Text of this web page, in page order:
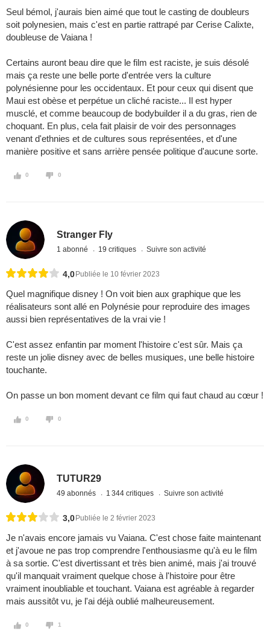
Seul bémol, j'aurais bien aimé que tout le casting de doubleurs
soit polynesien, mais c'est en partie rattrapé par Cerise Calixte,
doubleuse de Vaiana !
Certains auront beau dire que le film est raciste, je suis désolé
mais ça reste une belle porte d'entrée vers la culture
polynésienne pour les occidentaux. Et pour ceux qui disent que
Maui est obèse et perpétue un cliché raciste... Il est hyper
musclé, et comme beaucoup de bodybuilder il a du gras, rien de
choquant. En plus, cela fait plaisir de voir des personnages
venant d'ethnies et de cultures sous représentées, et d'une
manière positive et sans arrière pensée politique d'aucune sorte.
0 0
Stranger Fly
1 abonné 19 critiques Suivre son activité
4,0 Publiée le 10 février 2023
Quel magnifique disney ! On voit bien aux graphique que les
réalisateurs sont allé en Polynésie pour reproduire des images
aussi bien représentatives de la vrai vie !
C'est assez enfantin par moment l'histoire c'est sûr. Mais ça
reste un jolie disney avec de belles musiques, une belle histoire
touchante.
On passe un bon moment devant ce film qui faut chaud au cœur !
0 0
TUTUR29
49 abonnés 1 344 critiques Suivre son activité
3,0 Publiée le 2 février 2023
Je n'avais encore jamais vu Vaiana. C'est chose faite maintenant
et j'avoue ne pas trop comprendre l'enthousiasme qu'à eu le film
à sa sortie. C'est divertissant et très bien animé, mais j'ai trouvé
qu'il manquait vraiment quelque chose à l'histoire pour être
vraiment inoubliable et touchant. Vaiana est agréable à regarder
mais aussitôt vu, je l'ai déjà oublié malheureusement.
0 1